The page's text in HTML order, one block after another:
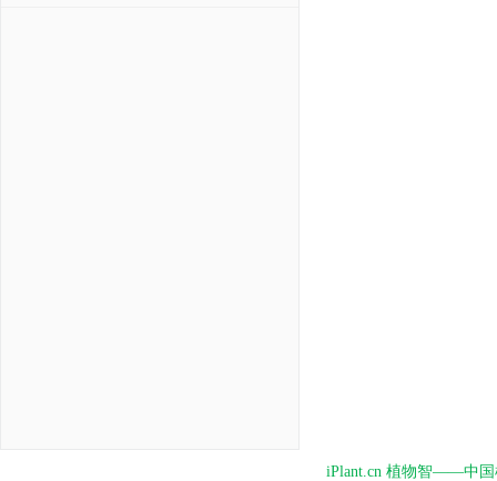
iPlant.cn 植物智——中国